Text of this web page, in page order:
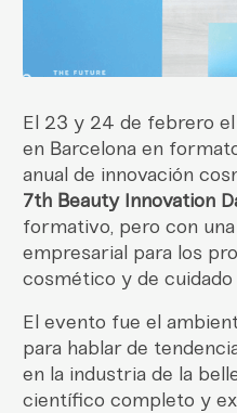
El 23 y 24 de febrero
en Barcelona en
anual de innovación
7th Beauty Innovation
formativo, pero con
empresarial para los
cosmético y de cuidado
El evento fue el
para hablar de
en la industria de la
científico completo y